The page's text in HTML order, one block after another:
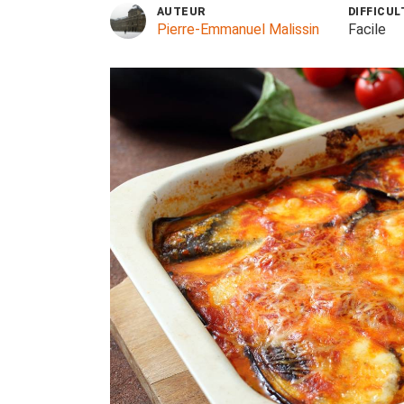
AUTEUR
Pierre-Emmanuel Malissin Facile